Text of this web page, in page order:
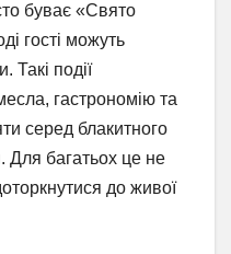
буває «Свято
гості можуть
Такі події
гастрономію та
серед блакитного
Для багатьох це не
до живої